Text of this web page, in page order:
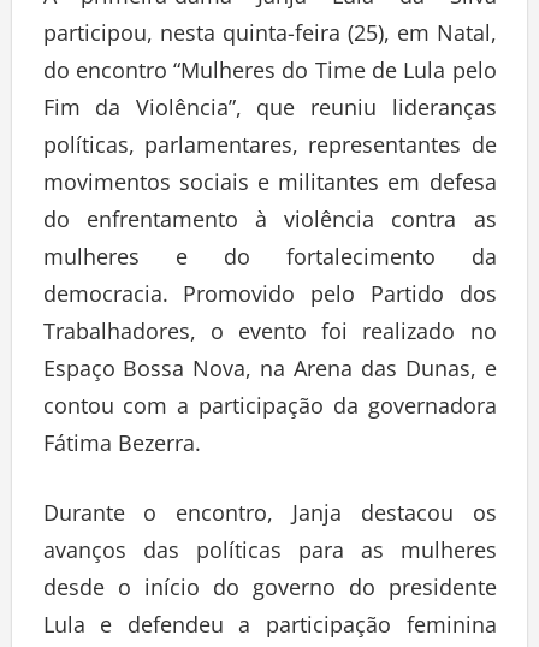
participou, nesta quinta-feira (25), em Natal,
do encontro “Mulheres do Time de Lula pelo
Fim da Violência”, que reuniu lideranças
políticas, parlamentares, representantes de
movimentos sociais e militantes em defesa
do enfrentamento à violência contra as
mulheres e do fortalecimento da
democracia. Promovido pelo Partido dos
Trabalhadores, o evento foi realizado no
Espaço Bossa Nova, na Arena das Dunas, e
contou com a participação da governadora
Fátima Bezerra.
Durante o encontro, Janja destacou os
avanços das políticas para as mulheres
desde o início do governo do presidente
Lula e defendeu a participação feminina